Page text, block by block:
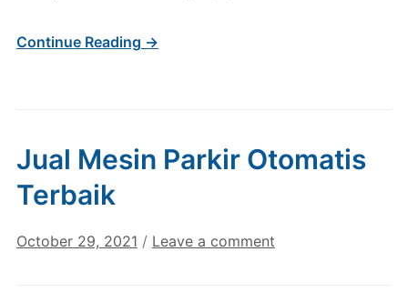
Continue Reading →
Jual Mesin Parkir Otomatis
Terbaik
October 29, 2021 / Leave a comment